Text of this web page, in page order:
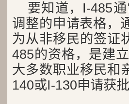
要知道，I-485
调整的申请表格，
为从非移民的签证
485的资格，是建
大多数职业移民和
140或I-130申请获批